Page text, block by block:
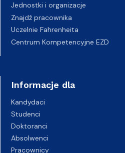
Jednostki i organizacje
Znajdź pracownika
Uczelnie Fahrenheita
Centrum Kompetencyjne EZD
Informacje dla
Kandydaci
Studenci
Doktoranci
Absolwenci
Pracownicy